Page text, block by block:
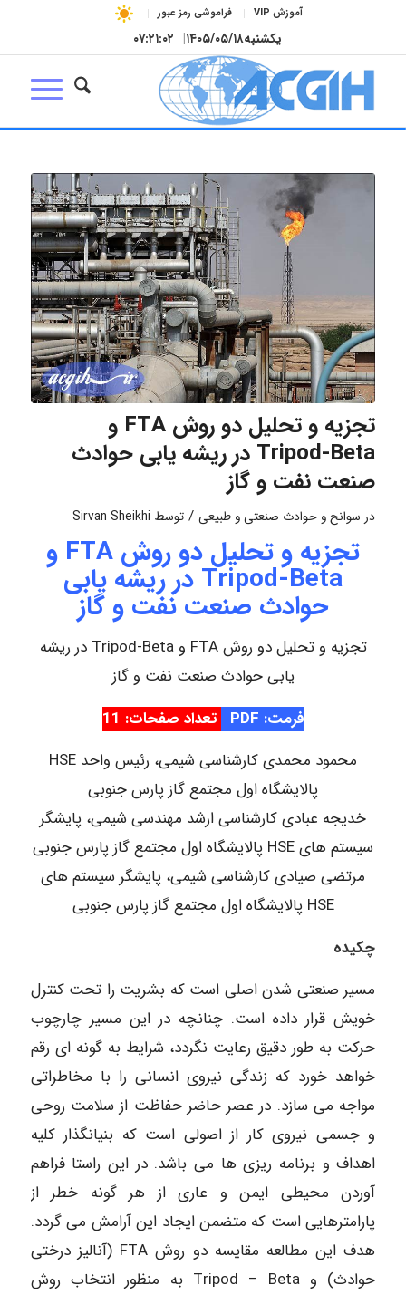
آموزش VIP فراموشی رمز عبور
یکشنبه۱۴۰۵/۰۵/۱۸| ۰۷:۲۱:۰۳
تجزیه و تحلیل دو روش FTA و
Tripod-Beta در ریشه یابی حوادث
صنعت نفت و گاز
در سوانح و حوادث صنعتی و طبیعی / توسط Sirvan Sheikhi
تجزیه و تحلیل دو روش FTA و
Tripod-Beta در ریشه یابی
حوادث صنعت نفت و گاز
تجزیه و تحلیل دو روش FTA و Tripod-Beta در ریشه
یابی حوادث صنعت نفت و گاز
فرمت: PDF
تعداد صفحات: 11
محمود محمدی کارشناسی شیمی، رئیس واحد HSE
پالایشگاه اول مجتمع گاز پارس جنوبی
خدیجه عبادی کارشناسی ارشد مهندسی شیمی، پایشگر
سیستم های HSE پالایشگاه اول مجتمع گاز پارس جنوبی
مرتضی صیادی کارشناسی شیمی، پایشگر سیستم های
HSE پالایشگاه اول مجتمع گاز پارس جنوبی
چکیده
مسیر صنعتی شدن اصلی است که بشریت را تحت کنترل
خویش قرار داده است. چنانچه در این مسیر چارچوب
حرکت به طور دقیق رعایت نگردد، شرایط به گونه ای رقم
خواهد خورد که زندگی نیروی انسانی را با مخاطراتی
مواجه می سازد. در عصر حاضر حفاظت از سلامت روحی
و جسمی نیروی کار از اصولی است که بنیانگذار کلیه
اهداف و برنامه ریزی ها می باشد. در این راستا فراهم
آوردن محیطی ایمن و عاری از هر گونه خطر از
پارامترهایی است که متضمن ایجاد این آرامش می گردد.
هدف این مطالعه مقایسه دو روش FTA (آنالیز درختی
حوادث) و Tripod – Beta به منظور انتخاب روش